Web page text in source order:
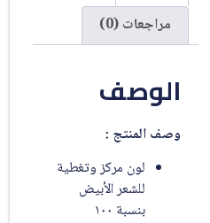
مراجعات (0)
الوصف
وصف المنتج :
لون مركز وتغطية
للشعر الأبيض
بنسبة ١٠٠